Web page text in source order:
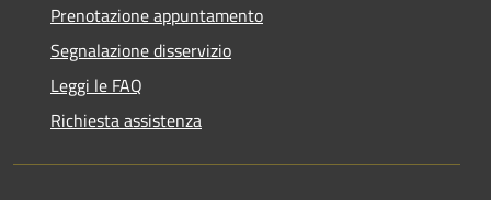
Prenotazione appuntamento
Segnalazione disservizio
Leggi le FAQ
Richiesta assistenza